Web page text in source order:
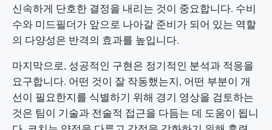
신속하게 단호한 결정을 내리는 것이 중요합니다. 수비
수와 미드필더가 앞으로 나아갈 준비가 되어 있는 역할
의 다양성은 반격의 효과를 높입니다.
마지막으로, 성공적인 구현은 정기적인 분석과 적응을
요구합니다. 어떤 것이 잘 작동했는지, 어떤 부분이 개
선이 필요한지를 식별하기 위해 경기 영상을 검토하는
것은 팀이 기술과 전술적 접근을 다듬는 데 도움이 됩니